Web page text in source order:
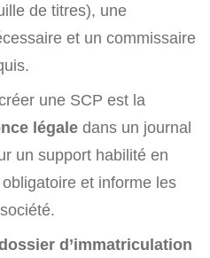
de titres), une
et un commissaire
une SCP est la
légale dans un journal
un support habilité en
et informe les
d’immatriculation